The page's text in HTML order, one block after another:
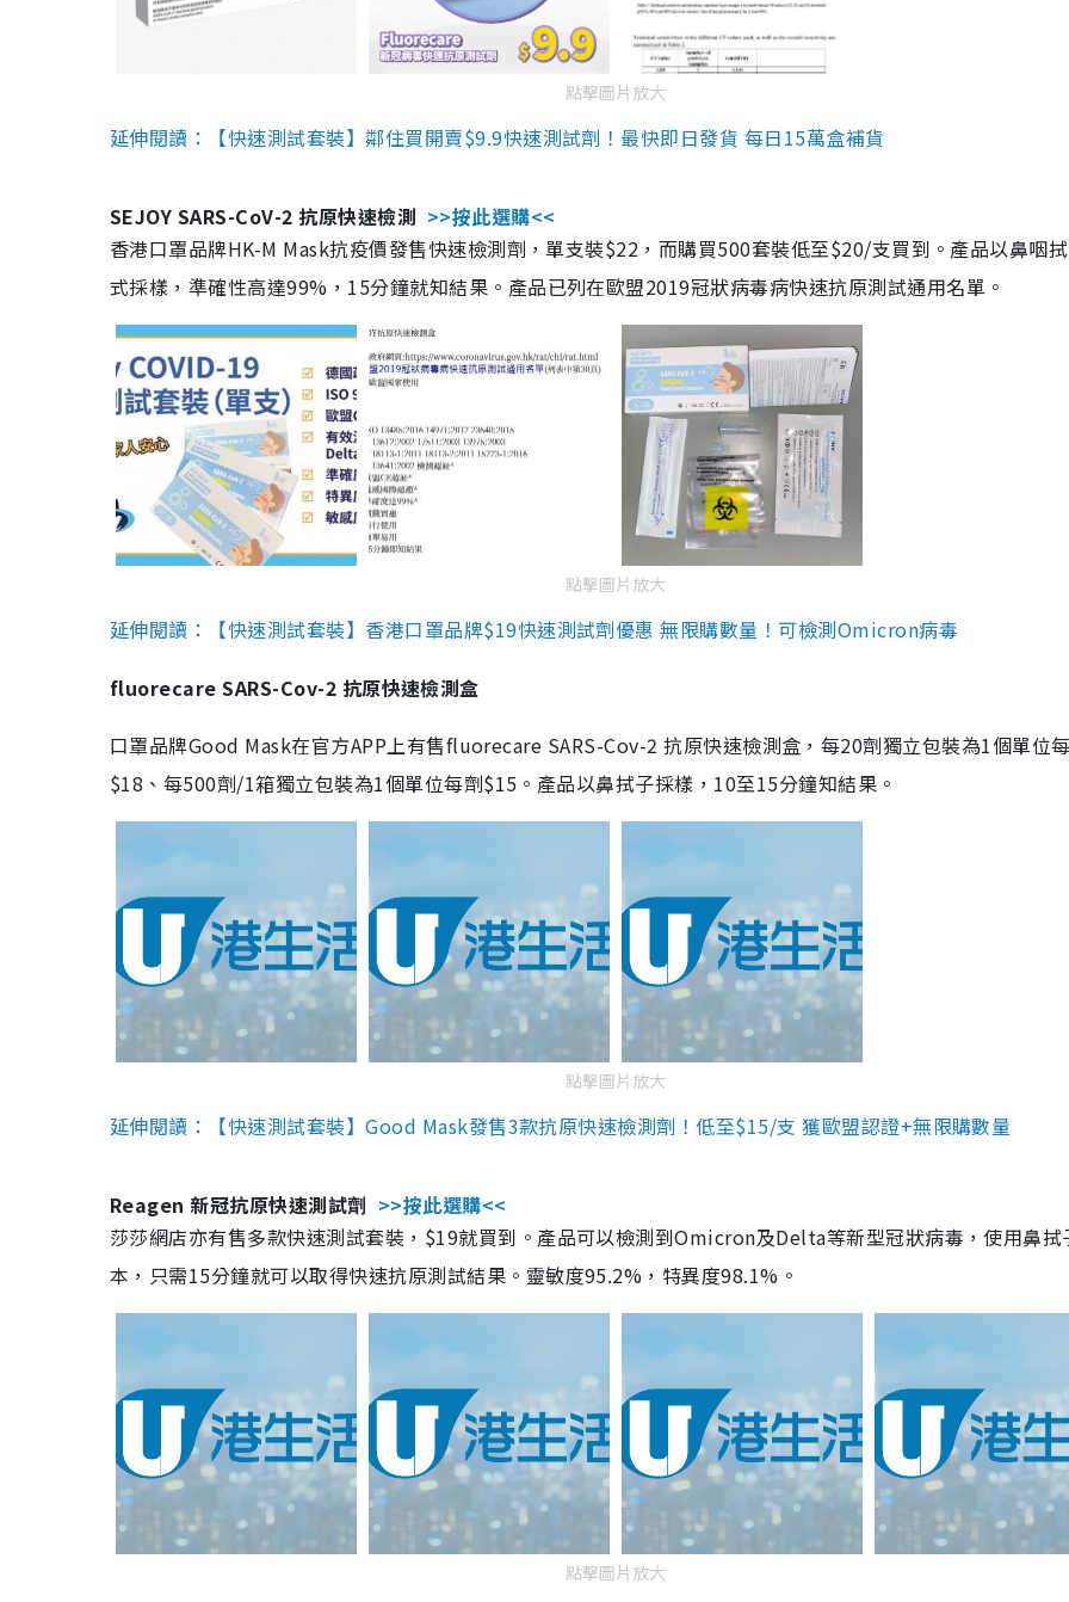
點擊圖片放大
延伸閱讀：【快速測試套裝】鄰住買開賣$9.9快速測試劑！最快即日發貨 每日15萬盒補貨
SEJOY SARS-CoV-2 抗原快速檢測 >>按此選購<<
香港口罩品牌HK-M Mask抗疫價發售快速檢測劑，單支裝$22，而購買500套裝低至$20/支買到。產品以鼻咽
式採樣，準確性高達99%，15分鐘就知結果。產品已列在歐盟2019冠狀病毒病快速抗原測試通用名單。
點擊圖片放大
延伸閱讀：【快速測試套裝】香港口罩品牌$19快速測試劑優惠 無限購數量！可檢測Omicron病毒
fluorecare SARS-Cov-2 抗原快速檢測盒
口罩品牌Good Mask在官方APP上有售fluorecare SARS-Cov-2 抗原快速檢測盒，每20劑獨立包裝為1個單位
$18、每500劑/1箱獨立包裝為1個單位每劑$15。產品以鼻拭子採樣，10至15分鐘知結果。
點擊圖片放大
延伸閱讀：【快速測試套裝】Good Mask發售3款抗原快速檢測劑！低至$15/支 獲歐盟認證+無限購數量
Reagen 新冠抗原快速測試劑 >>按此選購<<
莎莎網店亦有售多款快速測試套裝，$19就買到。產品可以檢測到Omicron及Delta等新型冠狀病毒，使用鼻拭
本，只需15分鐘就可以取得快速抗原測試結果。靈敏度95.2%，特異度98.1%。
點擊圖片放大